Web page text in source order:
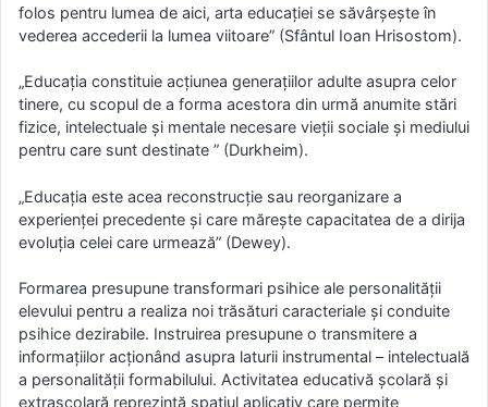
folos pentru lumea de aici, arta educaţiei se săvârşeşte în
vederea accederii la lumea viitoare” (Sfântul Ioan Hrisostom).
„Educaţia constituie acţiunea generaţiilor adulte asupra celor
tinere, cu scopul de a forma acestora din urmă anumite stări
fizice, intelectuale şi mentale necesare vieţii sociale şi mediului
pentru care sunt destinate ” (Durkheim).
„Educaţia este acea reconstrucţie sau reorganizare a
experienţei precedente şi care măreşte capacitatea de a dirija
evoluţia celei care urmează” (Dewey).
Formarea presupune transformari psihice ale personalităţii
elevului pentru a realiza noi trăsături caracteriale și conduite
psihice dezirabile. Instruirea presupune o transmitere a
informaţiilor acționând asupra laturii instrumental – intelectuală
a personalităţii formabilului. Activitatea educativă şcolară şi
extraşcolară reprezintă spaţiul aplicativ care permite